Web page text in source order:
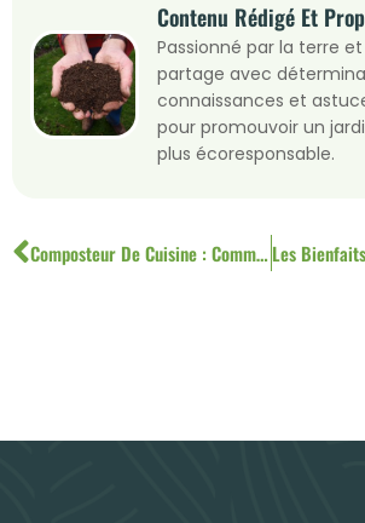
Contenu Rédigé Et
Passionné par la terre
partage avec
connaissances et
pour promouvoir un
plus écoresponsable.
Composteur De Cuisine : Comment Le Choisir Et L’utiliser ?